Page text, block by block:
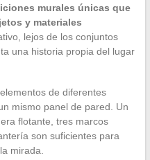
murales únicas que
y materiales
lejos de los conjuntos
una historia propia del lugar
de diferentes
mismo panel de pared. Un
flotante, tres marcos
son suficientes para
mirada.